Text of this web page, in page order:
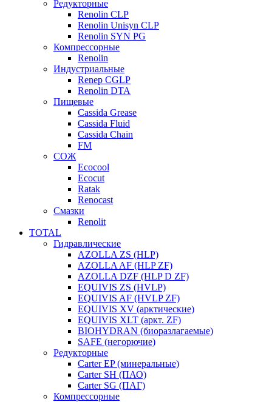
Редукторные
Renolin CLP
Renolin Unisyn CLP
Renolin SYN PG
Компрессорные
Renolin
Индустриальные
Renep CGLP
Renolin DTA
Пищевые
Cassida Grease
Cassida Fluid
Cassida Chain
FM
СОЖ
Ecocool
Ecocut
Ratak
Renocast
Смазки
Renolit
TOTAL
Гидравлические
AZOLLA ZS (HLP)
AZOLLA AF (HLP ZF)
AZOLLA DZF (HLP D ZF)
EQUIVIS ZS (HVLP)
EQUIVIS AF (HVLP ZF)
EQUIVIS XV (арктические)
EQUIVIS XLT (аркт. ZF)
BIOHYDRAN (биоразлагаемые)
SAFE (негорючие)
Редукторные
Carter EP (минеральные)
Carter SH (ПАО)
Carter SG (ПАГ)
Компрессорные